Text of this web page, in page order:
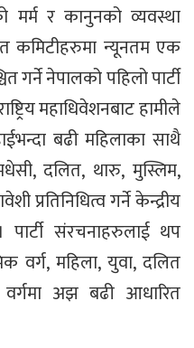
मर्म र कानुनको व्यवस्था
कमिटीहरुमा न्यूनतम एक
गर्ने नेपालको पहिलो पार्टी
महाधिवेशनबाट हामीले
बढी महिलाका साथै
दलित, थारु, मुस्लिम,
प्रतिनिधित्व गर्ने केन्द्रीय
पार्टी संरचनाहरुलाई थप
वर्ग, महिला, युवा, दलित
अझ बढी आधारित